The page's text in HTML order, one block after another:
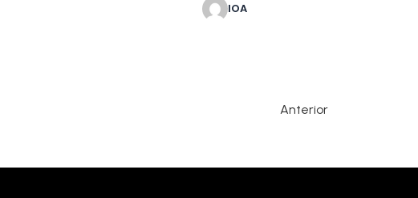
IOA
Anterior